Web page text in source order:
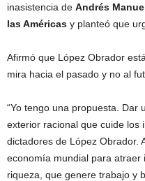
inasistencia de Andrés
las Américas y planteó que
Afirmó que López Obrador
mira hacia el pasado y no al
“Yo tengo una propuesta. Dar
exterior racional que cuide los
dictadores de López Obrador.
economía mundial para
riqueza, que genere trabajo y